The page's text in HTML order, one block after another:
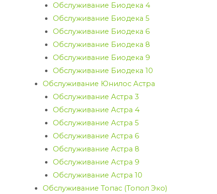
Обслуживание Биодека 4
Обслуживание Биодека 5
Обслуживание Биодека 6
Обслуживание Биодека 8
Обслуживание Биодека 9
Обслуживание Биодека 10
Обслуживание Юнилос Астра
Обслуживание Астра 3
Обслуживание Астра 4
Обслуживание Астра 5
Обслуживание Астра 6
Обслуживание Астра 8
Обслуживание Астра 9
Обслуживание Астра 10
Обслуживание Топас (Топол Эко)